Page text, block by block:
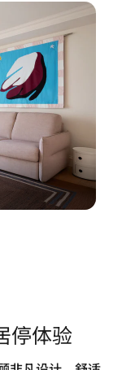
停体验